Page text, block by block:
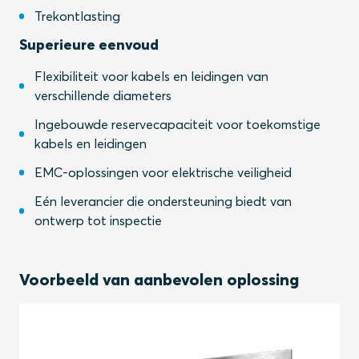
Trekontlasting
Superieure eenvoud
Flexibiliteit voor kabels en leidingen van
verschillende diameters
Ingebouwde reservecapaciteit voor toekomstige
kabels en leidingen
EMC-oplossingen voor elektrische veiligheid
Eén leverancier die ondersteuning biedt van
ontwerp tot inspectie
Voorbeeld van aanbevolen oplossing